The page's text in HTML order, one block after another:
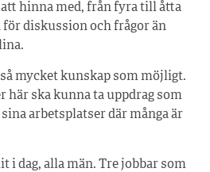
hinna med, från fyra till åtta
diskussion och frågor än
mycket kunskap som möjligt.
här ska kunna ta uppdrag som
arbetsplatser där många är
i dag, alla män. Tre jobbar som